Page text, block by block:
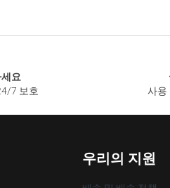
요
7 보호
사용
우리의 지원